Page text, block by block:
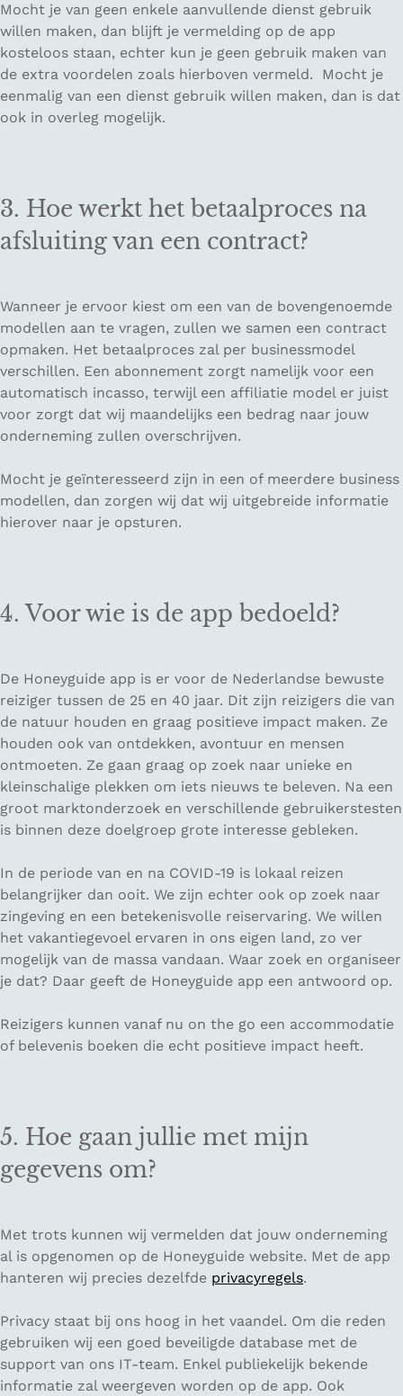
Mocht je van geen enkele aanvullende dienst gebruik
willen maken, dan blijft je vermelding op de app
kosteloos staan, echter kun je geen gebruik maken van
de extra voordelen zoals hierboven vermeld. Mocht je
eenmalig van een dienst gebruik willen maken, dan is dat
ook in overleg mogelijk.
3. Hoe werkt het betaalproces na
afsluiting van een contract?
Wanneer je ervoor kiest om een van de bovengenoemde
modellen aan te vragen, zullen we samen een contract
opmaken. Het betaalproces zal per businessmodel
verschillen. Een abonnement zorgt namelijk voor een
automatisch incasso, terwijl een affiliatie model er juist
voor zorgt dat wij maandelijks een bedrag naar jouw
onderneming zullen overschrijven.
Mocht je geïnteresseerd zijn in een of meerdere business
modellen, dan zorgen wij dat wij uitgebreide informatie
hierover naar je opsturen.
4. Voor wie is de app bedoeld?
De Honeyguide app is er voor de Nederlandse bewuste
reiziger tussen de 25 en 40 jaar. Dit zijn reizigers die van
de natuur houden en graag positieve impact maken. Ze
houden ook van ontdekken, avontuur en mensen
ontmoeten. Ze gaan graag op zoek naar unieke en
kleinschalige plekken om iets nieuws te beleven. Na een
groot marktonderzoek en verschillende gebruikerstesten
is binnen deze doelgroep grote interesse gebleken.
In de periode van en na COVID-19 is lokaal reizen
belangrijker dan ooit. We zijn echter ook op zoek naar
zingeving en een betekenisvolle reiservaring. We willen
het vakantiegevoel ervaren in ons eigen land, zo ver
mogelijk van de massa vandaan. Waar zoek en organiseer
je dat? Daar geeft de Honeyguide app een antwoord op.
Reizigers kunnen vanaf nu on the go een accommodatie
of belevenis boeken die echt positieve impact heeft.
5. Hoe gaan jullie met mijn
gegevens om?
Met trots kunnen wij vermelden dat jouw onderneming
al is opgenomen op de Honeyguide website. Met de app
hanteren wij precies dezelfde privacyregels.
Privacy staat bij ons hoog in het vaandel. Om die reden
gebruiken wij een goed beveiligde database met de
support van ons IT-team. Enkel publiekelijk bekende
informatie zal weergeven worden op de app. Ook